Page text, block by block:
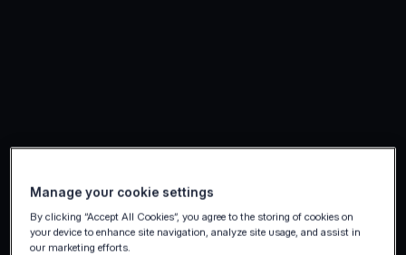
Manage your cookie settings
By clicking “Accept All Cookies”, you agree to the storing of cookies on
your device to enhance site navigation, analyze site usage, and assist in
our marketing efforts.